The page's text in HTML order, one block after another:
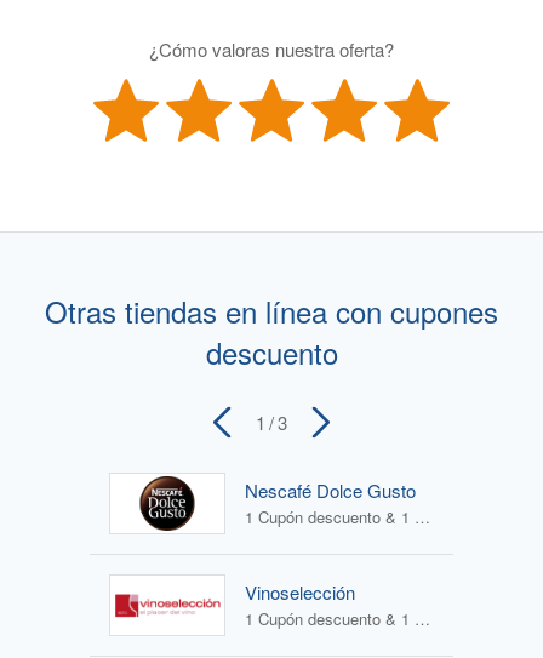
¿Cómo valoras nuestra oferta?
Otras tiendas en línea con cupones
descuento
1 / 3
Nescafé Dolce Gusto
1 Cupón descuento & 1 Oferta
Vinoselección
1 Cupón descuento & 1 Oferta